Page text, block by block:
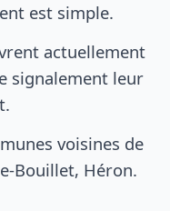
est simple.
actuellement
signalement leur
voisines de
Bouillet, Héron.